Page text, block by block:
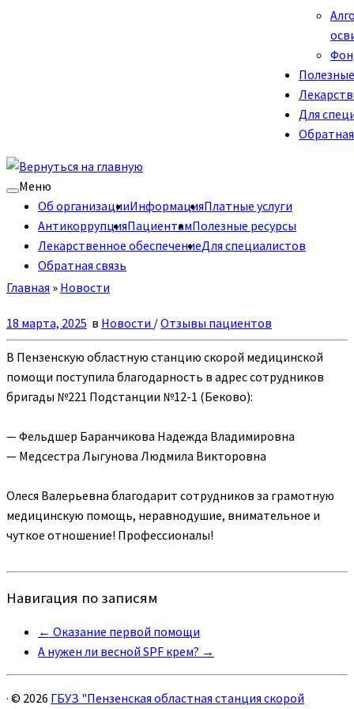
Для
Меню
Об организацииИнформацияПлатные услуги
АнтикоррупцияПациентамПолезные ресурсы
Лекарственное обеспечениеДля специалистов
Обратная связь
Главная » Новости
18 марта, 2025 в Новости /Отзывы пациентов
В Пензенскую областную станцию скорой медицинской
помощи поступила благодарность в адрес сотрудников
бригады №221 Подстанции №12-1 (Беково):
— Фельдшер Баранчикова Надежда Владимировна
— Медсестра Лыгунова Людмила Викторовна
Олеся Валерьевна благодарит сотрудников за грамотную
медицинскую помощь, неравнодушие, внимательное и
чуткое отношение! Профессионалы!
Навигация по записям
← Оказание первой помощи
А нужен ли весной SPF крем? →
· © 2026 ГБУЗ "Пензенская областная станция скорой